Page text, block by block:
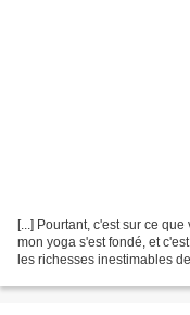
[...] Pourtant, c'est sur ce
mon yoga s'est fondé, et
les richesses inestimables